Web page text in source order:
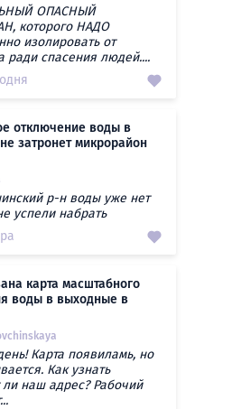
ОПАСНЫЙ
которого НАДО
изолировать от
ради спасения людей....
отключение воды в
затронет микрорайон
р-н воды уже нет
успели набрать
карта масштабного
воды в выходные в
Карта появиламь, но
Как узнать
ли наш адрес? Рабочий